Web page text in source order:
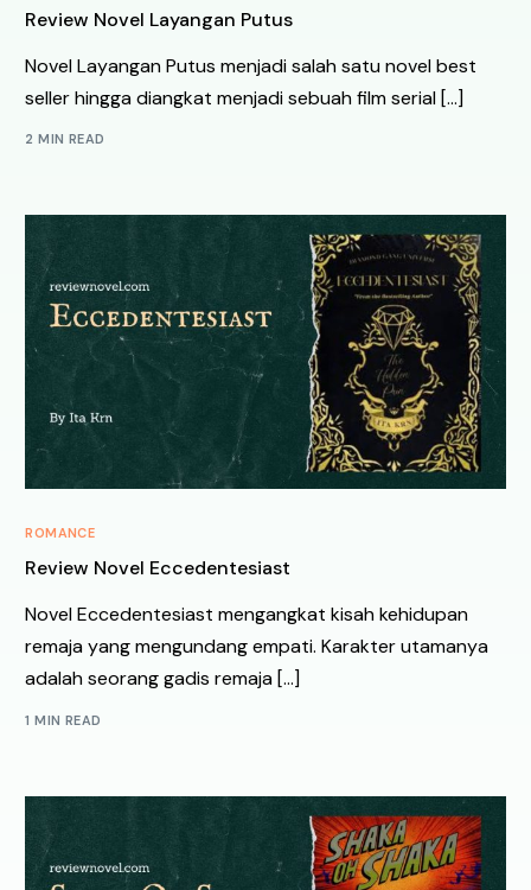
Review Novel Layangan Putus
Novel Layangan Putus menjadi salah satu novel best
seller hingga diangkat menjadi sebuah film serial […]
2 MIN READ
ROMANCE
Review Novel Eccedentesiast
Novel Eccedentesiast mengangkat kisah kehidupan
remaja yang mengundang empati. Karakter utamanya
adalah seorang gadis remaja […]
1 MIN READ